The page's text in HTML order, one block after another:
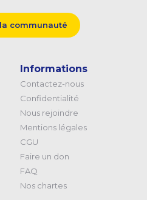
communauté
Informations
Contactez-nous
Confidentialité
Nous rejoindre
Mentions légales
CGU
Faire un don
FAQ
Nos chartes